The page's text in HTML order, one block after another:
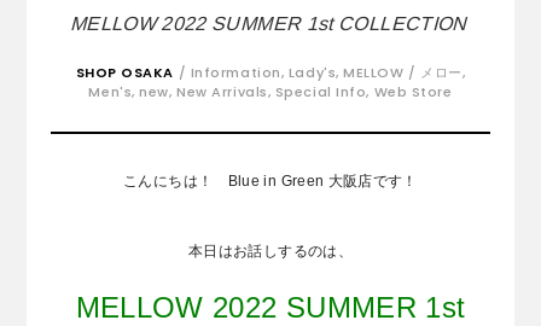
MELLOW 2022 SUMMER 1st COLLECTION
SHOP OSAKA / Information, Lady's,MELLOW / メロー,
Men's,new,New Arrivals, Special Info, Web Store
こんにちは！ Blue in Green 大阪店です！
本日はお話しするのは、
MELLOW 2022 SUMMER 1st